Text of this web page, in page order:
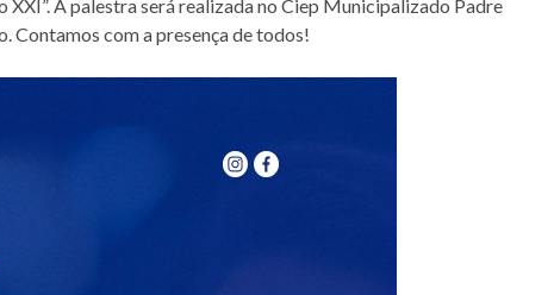
A palestra será realizada no Ciep Municipalizado Padre
Contamos com a presença de todos!